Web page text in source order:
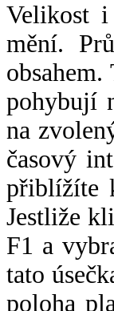
Velikost i
mění.
pohybují
na
časový
přiblížíte
Jestliže
F1 a
tato
poloha